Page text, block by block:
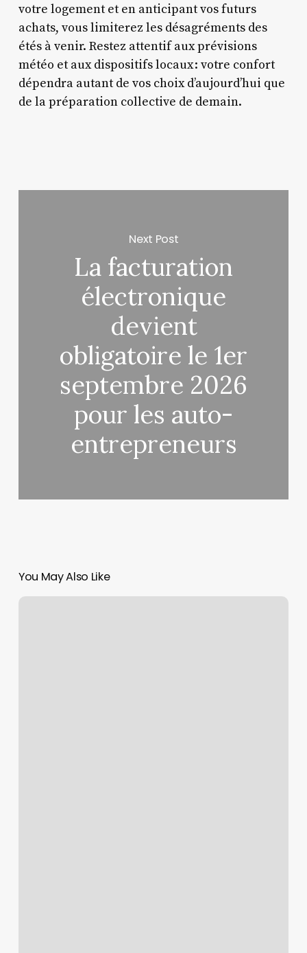
votre logement et en anticipant vos futurs
achats, vous limiterez les désagréments des
étés à venir. Restez attentif aux prévisions
météo et aux dispositifs locaux : votre confort
dépendra autant de vos choix d’aujourd’hui que
de la préparation collective de demain.
Next Post
La facturation
électronique
devient
obligatoire le 1er
septembre 2026
pour les auto-
entrepreneurs
You May Also Like
Qui